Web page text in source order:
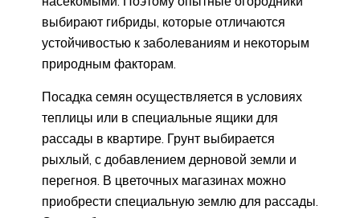
выбирают гибриды, которые отличаются
устойчивостью к заболеваниям и некоторым
природным факторам.
Посадка семян осуществляется в условиях
теплицы или в специальные ящики для
рассады в квартире. Грунт выбирается
рыхлый, с добавлением дерновой земли и
перегноя. В цветочных магазинах можно
приобрести специальную землю для рассады.